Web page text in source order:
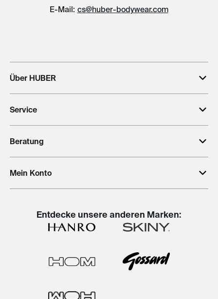
E-Mail: cs@huber-bodywear.com
Über HUBER
Service
Beratung
Mein Konto
Entdecke unsere anderen Marken: